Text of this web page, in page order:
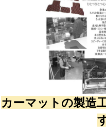
カーマットの製造